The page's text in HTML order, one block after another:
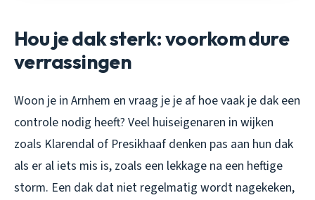
Hou je dak sterk: voorkom dure
verrassingen
Woon je in Arnhem en vraag je je af hoe vaak je dak een
controle nodig heeft? Veel huiseigenaren in wijken
zoals Klarendal of Presikhaaf denken pas aan hun dak
als er al iets mis is, zoals een lekkage na een heftige
storm. Een dak dat niet regelmatig wordt nagekeken,